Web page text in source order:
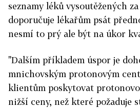
seznamy léků vysoutěžených
doporučuje lékařům psát
nesmí to prý ale být na úkor
"Dalším příkladem úspor je
mnichovským protonovým
klientům poskytovat
nižší ceny, než které požaduje